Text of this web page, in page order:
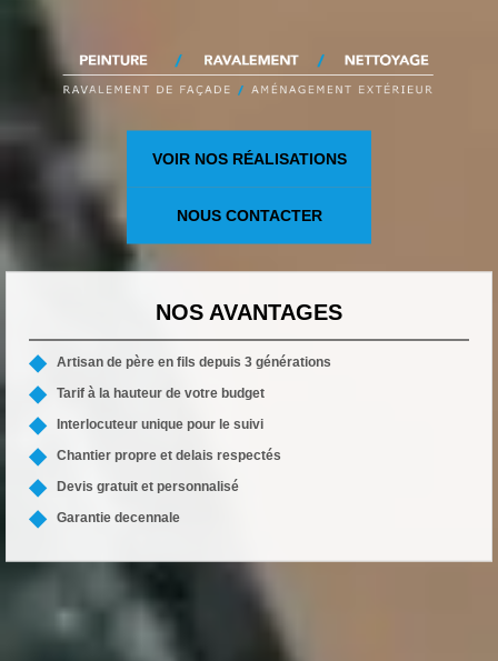
VOIR NOS RÉALISATIONS
NOUS CONTACTER
NOS AVANTAGES
Artisan de père en fils depuis 3 générations
Tarif à la hauteur de votre budget
Interlocuteur unique pour le suivi
Chantier propre et delais respectés
Devis gratuit et personnalisé
Garantie decennale